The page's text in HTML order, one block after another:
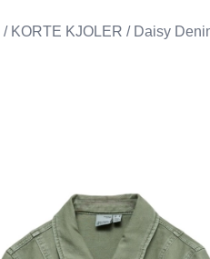
/ KORTE KJOLER / Daisy